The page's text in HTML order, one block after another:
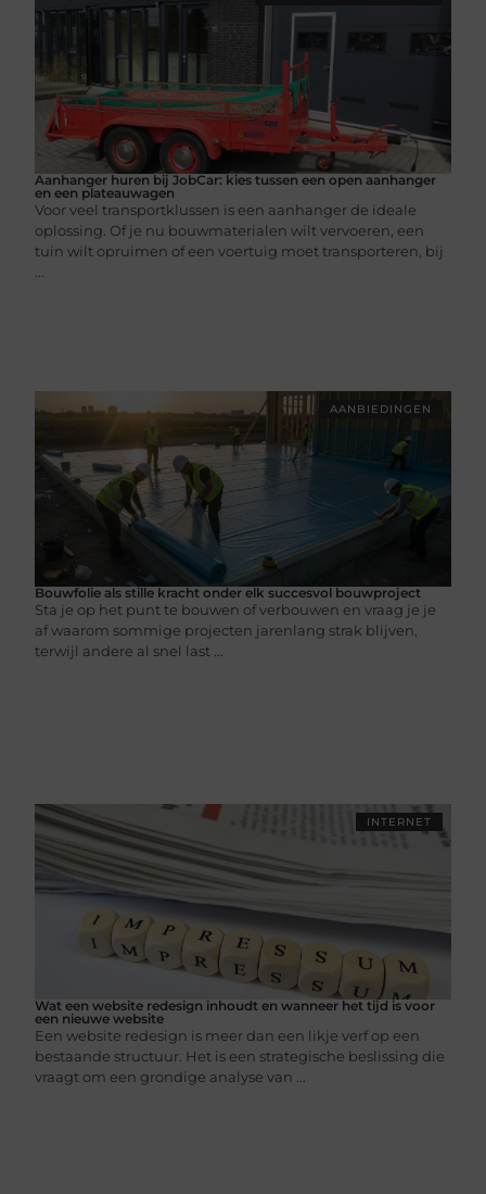
Aanhanger huren bij JobCar: kies tussen een open aanhanger
en een plateauwagen
Voor veel transportklussen is een aanhanger de ideale
oplossing. Of je nu bouwmaterialen wilt vervoeren, een
tuin wilt opruimen of een voertuig moet transporteren, bij
AANBIEDINGEN
Bouwfolie als stille kracht onder elk succesvol bouwproject
Sta je op het punt te bouwen of verbouwen en vraag je je
af waarom sommige projecten jarenlang strak blijven,
terwijl andere al snel last ...
INTERNET
Wat een website redesign inhoudt en wanneer het tijd is voor
een nieuwe website
Een website redesign is meer dan een likje verf op een
bestaande structuur. Het is een strategische beslissing die
vraagt om een grondige analyse van ...